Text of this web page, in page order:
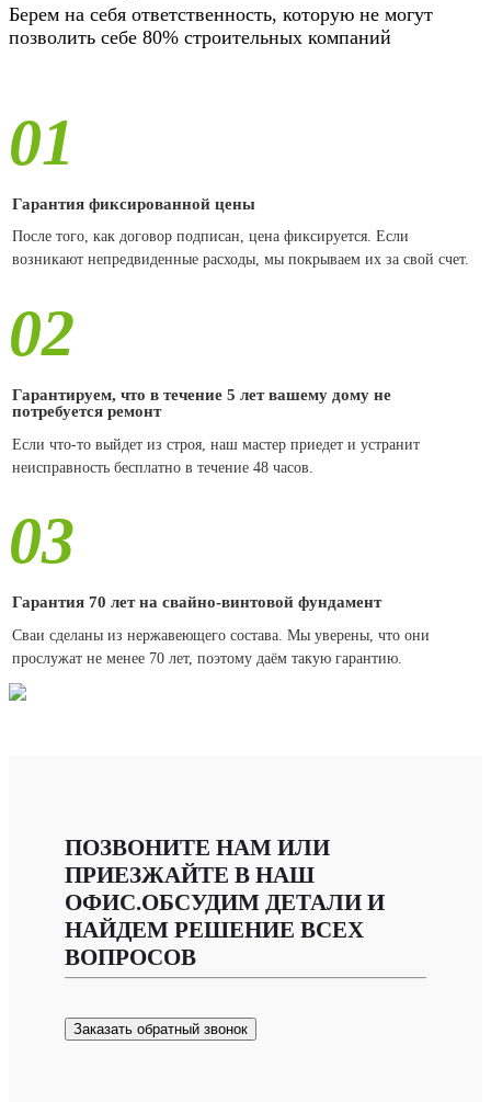
Берем на себя ответственность, которую не могут
позволить себе 80% строительных компаний
01
Гарантия фиксированной цены
После того, как договор подписан, цена фиксируется. Если
возникают непредвиденные расходы, мы покрываем их за свой счет.
02
Гарантируем, что в течение 5 лет вашему дому не
потребуется ремонт
Если что-то выйдет из строя, наш мастер приедет и устранит
неисправность бесплатно в течение 48 часов.
03
Гарантия 70 лет на свайно-винтовой фундамент
Сваи сделаны из нержавеющего состава. Мы уверены, что они
прослужат не менее 70 лет, поэтому даём такую гарантию.
ПОЗВОНИТЕ НАМ ИЛИ
ПРИЕЗЖАЙТЕ В НАШ
ОФИС.ОБСУДИМ ДЕТАЛИ И
НАЙДЕМ РЕШЕНИЕ ВСЕХ
ВОПРОСОВ
Заказать обратный звонок